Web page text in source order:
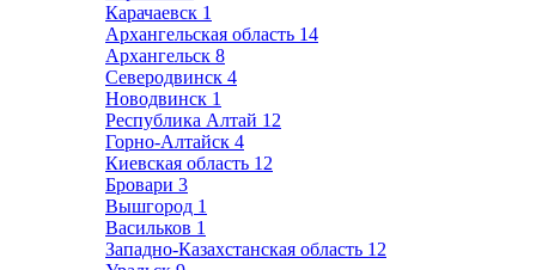
Карачаевск 1
Архангельская область 14
Архангельск 8
Северодвинск 4
Новодвинск 1
Республика Алтай 12
Горно-Алтайск 4
Киевская область 12
Бровари 3
Вышгород 1
Васильков 1
Западно-Казахстанская область 12